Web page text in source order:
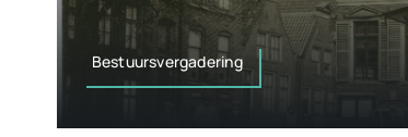
Bestuursvergadering